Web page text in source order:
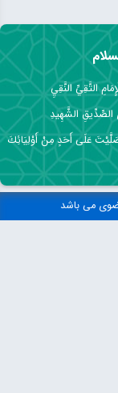
التَّقِيِّ النَّقِيِ
الشَّهِيدِ
صَلَّيْتَ عَلَى أَحَدٍ مِنْ أَوْلِيَائِكَ
می باشد